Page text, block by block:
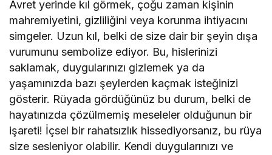
Avret yerinde kıl görmek, çoğu zaman kişinin
mahremiyetini, gizliliğini veya korunma ihtiyacını
simgeler. Uzun kıl, belki de size dair bir şeyin dışa
vurumunu sembolize ediyor. Bu, hislerinizi
saklamak, duygularınızı gizlemek ya da
yaşamınızda bazı şeylerden kaçmak isteğinizi
gösterir. Rüyada gördüğünüz bu durum, belki de
hayatınızda çözülmemiş meseleler olduğunun bir
işareti! İçsel bir rahatsızlık hissediyorsanız, bu rüya
size sesleniyor olabilir. Kendi duygularınızı ve